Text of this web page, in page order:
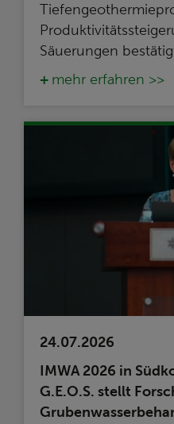
Säuerungen
mehr erfahren >>
24.07.2026
IMWA 2026 in
G.E.O.S. stellt